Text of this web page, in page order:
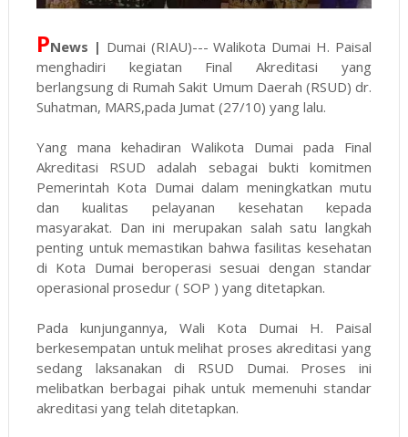
PNews | Dumai (RIAU)--- Walikota Dumai H. Paisal
menghadiri kegiatan Final Akreditasi yang
berlangsung di Rumah Sakit Umum Daerah (RSUD) dr.
Suhatman, MARS,pada Jumat (27/10) yang lalu.
Yang mana kehadiran Walikota Dumai pada Final
Akreditasi RSUD adalah sebagai bukti komitmen
Pemerintah Kota Dumai dalam meningkatkan mutu
dan kualitas pelayanan kesehatan kepada
masyarakat. Dan ini merupakan salah satu langkah
penting untuk memastikan bahwa fasilitas kesehatan
di Kota Dumai beroperasi sesuai dengan standar
operasional prosedur ( SOP ) yang ditetapkan.
Pada kunjungannya, Wali Kota Dumai H. Paisal
berkesempatan untuk melihat proses akreditasi yang
sedang laksanakan di RSUD Dumai. Proses ini
melibatkan berbagai pihak untuk memenuhi standar
akreditasi yang telah ditetapkan.